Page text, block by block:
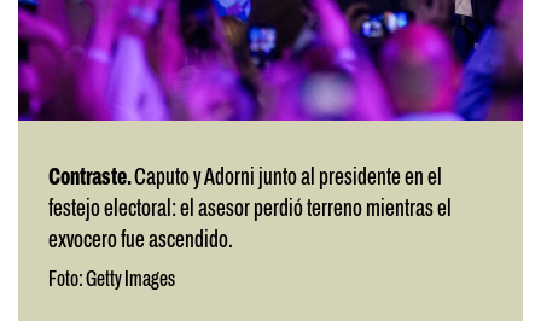
Contraste.Caputo y Adorni junto al presidente en el
festejo electoral: el asesor perdió terreno mientras el
exvocero fue ascendido.
Foto: Getty Images